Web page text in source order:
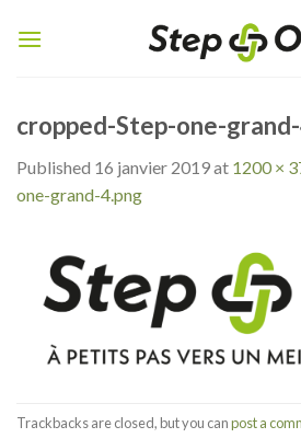
cropped-Step-one-
Published 16 janvier 2019at 1200 ×
one-grand-4.png
Trackbacks are closed, but you canpost a